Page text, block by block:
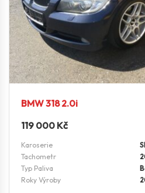
BMW 318 2.0i
119 000 Kč
Karoserie
Tachometr
Typ Paliva
Roky Výroby